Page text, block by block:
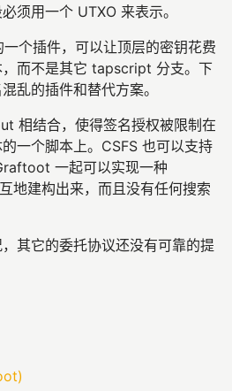
须用一个 UTXO 来表示。
个插件，可以让顶层的密钥花费
而不是其它 tapscript 分支。下
乱的插件和替代方案。
相结合，使得签名授权被限制在
一个脚本上。CSFS 也可以支持
一起可以实现一种
地建构出来，而且没有任何搜索
其它的委托协议还没有可靠的提